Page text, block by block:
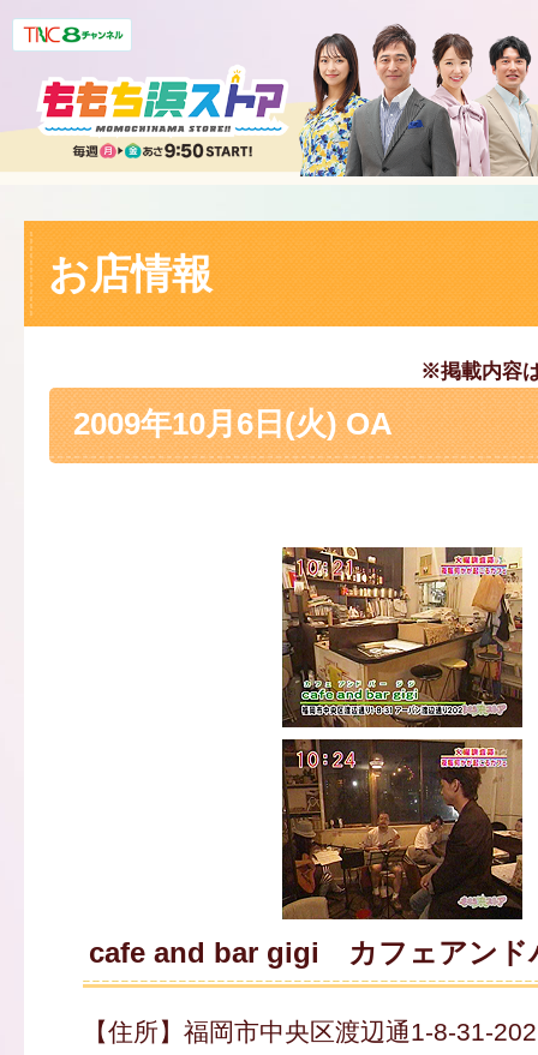
お店情報
※掲載内容
2009年10月6日(火) OA
cafe and bar gigi カフェアンド
【住所】福岡市中央区渡辺通1-8-31-202